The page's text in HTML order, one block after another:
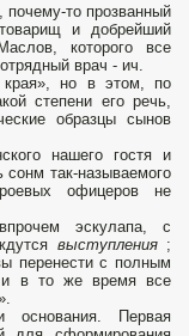
то прозванный
и добрейший
которого все
врач - ич.
края», но в этом, по
степени его речь,
образцы сынов
нашего гостя и
сонм так-называемого
офицеров не
эскулапа, с
выступления;
перенести с полным
и в то же время все
Первая